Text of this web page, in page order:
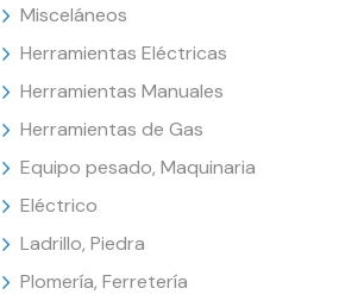
Misceláneos
Herramientas Eléctricas
Herramientas Manuales
Herramientas de Gas
Equipo pesado, Maquinaria
Eléctrico
Ladrillo, Piedra
Plomería, Ferretería